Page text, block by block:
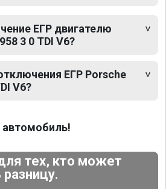
ЕГР двигателю
3 0 TDI V6?
ЕГР Porsche
V6?
автомобиль!
тех, кто может